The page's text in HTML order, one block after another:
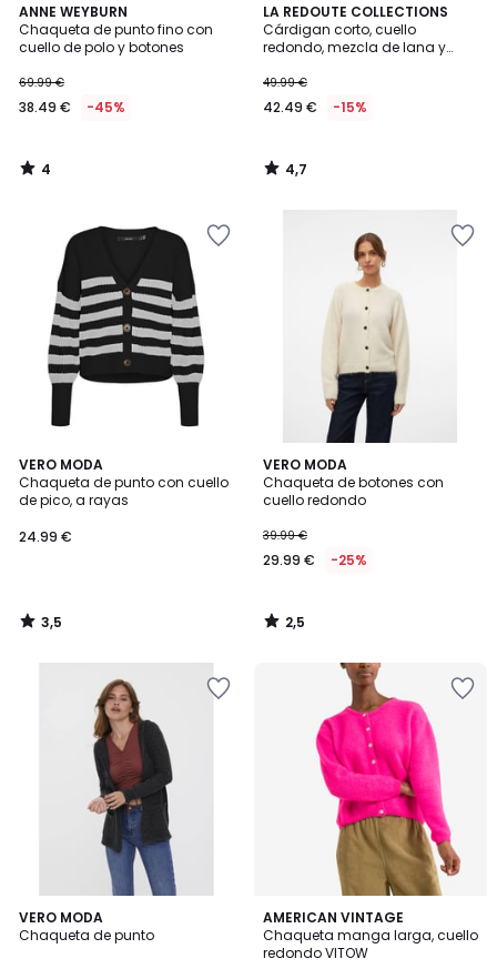
ANNE WEYBURN
Chaqueta de punto fino con
cuello de polo y botones
69.99 €
38.49 € -45%
4
/
5
4
/
LA REDOUTE COLLECTIONS
Cárdigan corto, cuello
redondo, mezcla de lana y
49.99 €
42.49 € -15%
4,7
/ 5
4,7
/
VERO MODA
Chaqueta de punto con cuello
de pico, a rayas
24.99 €
3,5
/ 5
3,5
/
VERO MODA
Chaqueta de botones con
cuello redondo
39.99 €
29.99 € -25%
2,5
/ 5
2,5
/
VERO MODA
Chaqueta de punto
3,7
/ 5
2
Colores
AMERICAN VINTAGE
Chaqueta manga larga, cuello
redondo VITOW
3,2
/ 5
5
Colores